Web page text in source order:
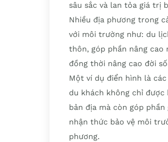
sâu sắc và lan tỏa giá trị
Nhiều địa phương trong
với môi trường như: du
thôn, góp phần nâng cao
đồng thời nâng cao đời
Một ví dụ điển hình là
du khách không chỉ được
bản địa mà còn góp
nhận thức bảo vệ môi
phương.